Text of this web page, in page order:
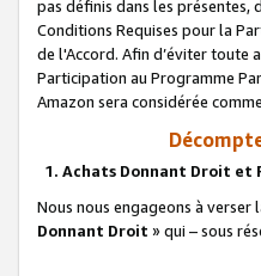
pas définis dans les
Conditions Requises pour la
de l'Accord. Afin d’éviter toute
Participation au Programme
Amazon sera considérée
1. Achats Donnant Droit et
Nous nous engageons à
Donnant Droit » qui – sous